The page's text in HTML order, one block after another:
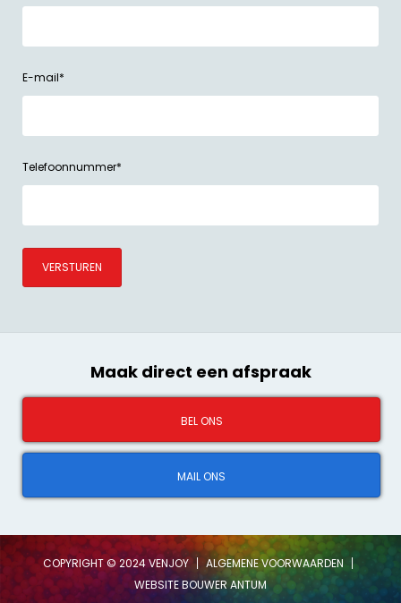
E-mail*
Telefoonnummer*
VERSTUREN
Maak direct een afspraak
BEL ONS
MAIL ONS
COPYRIGHT ©2024VENJOY
ALGEMENE VOORWAARDEN
WEBSITE BOUWER ANTUM